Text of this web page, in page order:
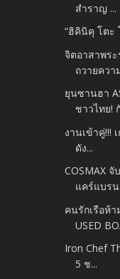
สำราญ ...
“ฮิคินิคุ โตะ
จิตอาสาพร
ถวายควา
ยุนซานฮา
ชาวไทย!
งานเข้าคู่!!!
ดัง...
COSMAX
แคร์แบรน
คนรักเรือห้า
USED
Iron Chef
5 ช...